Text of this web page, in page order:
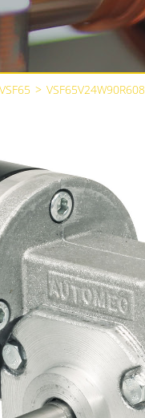
VSF65 > VSF65V24W90R608